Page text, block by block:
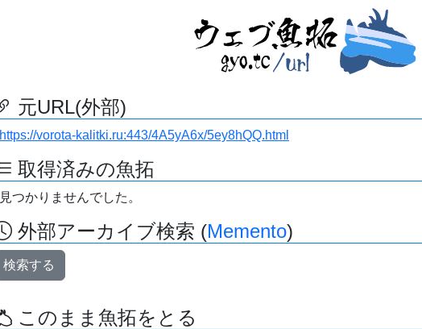
元URL(外部)
https://vorota-kalitki.ru:443/4A5yA6x/5ey8hQQ.html
取得済みの魚拓
見つかりませんでした。
外部アーカイブ検索 (Memento)
検索する
このまま魚拓をとる